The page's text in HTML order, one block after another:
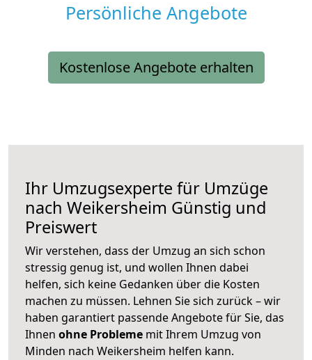
Persönliche Angebote
Kostenlose Angebote erhalten
Ihr Umzugsexperte für Umzüge
nach Weikersheim Günstig und
Preiswert
Wir verstehen, dass der Umzug an sich schon
stressig genug ist, und wollen Ihnen dabei
helfen, sich keine Gedanken über die Kosten
machen zu müssen. Lehnen Sie sich zurück – wir
haben garantiert passende Angebote für Sie, das
Ihnen ohne Probleme mit Ihrem Umzug von
Minden nach Weikersheim helfen kann.